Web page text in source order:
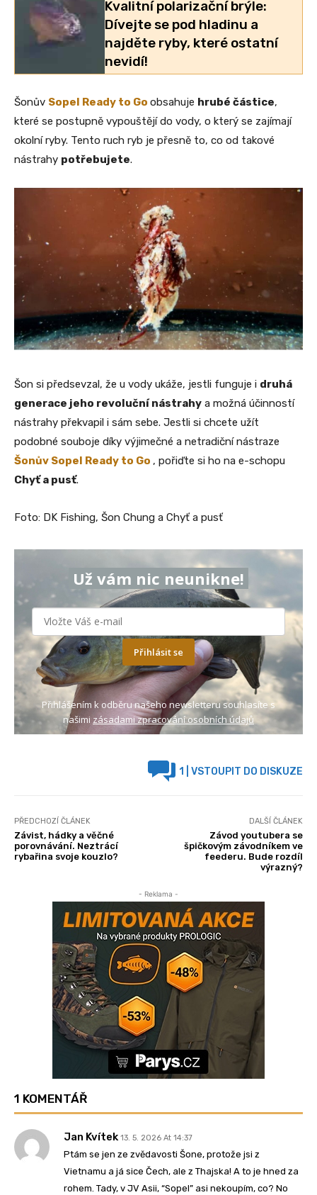
Kvalitní polarizační brýle:
Dívejte se pod hladinu a
najděte ryby, které ostatní
nevidí!
Šonův Sopel Ready to Go obsahuje hrubé částice,
které se postupně vypouštějí do vody, o který se zajímají
okolní ryby. Tento ruch ryb je přesně to, co od takové
nástrahy potřebujete.
Šon si předsevzal, že u vody ukáže, jestli funguje i druhá
generace jeho revoluční nástrahy a možná účinností
nástrahy překvapil i sám sebe. Jestli si chcete užít
podobné souboje díky výjimečné a netradiční nástraze
Šonův Sopel Ready to Go , pořiďte si ho na e-schopu
Chyť a pusť.
Foto: DK Fishing, Šon Chung a Chyť a pusť
Už vám nic neunikne!
Přihlásit se
Přihlášením k odběru našeho newsletteru souhlasíte s
našimi zásadami zpracování osobních údajů
1 | VSTOUPIT DO DISKUZE
PŘEDCHOZÍ ČLÁNEK
Závist, hádky a věčné
porovnávání. Neztrácí
rybařina svoje kouzlo?
DALŠÍ ČLÁNEK
Závod youtubera se
špičkovým závodníkem ve
feederu. Bude rozdíl
výrazný?
- Reklama -
1 KOMENTÁŘ
Jan Kvítek 13. 5. 2026 At 14:37
Ptám se jen ze zvědavosti Šone, protože jsi z
Vietnamu a já sice Čech, ale z Thajska! A to je hned za
rohem. Tady, v JV Asii, “Sopel” asi nekoupím, co? No